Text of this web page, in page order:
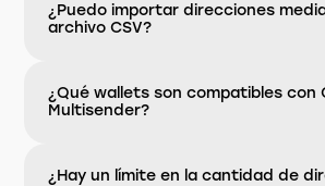
¿Puedo importar direcciones
archivo CSV?
¿Qué wallets son compatibles con
Multisender?
¿Hay un límite en la cantidad de